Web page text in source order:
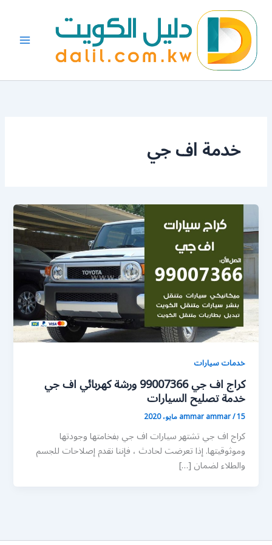
المحتوى
خدمة اف جي
خدمات سيارات
كراج اف جي 99007366 ورشة كهربائي اف جي
خدمة تصليح السيارات
ammar ammar/15 مايو، 2020
كراج اف جي تشتهر سيارات اف جي بفخامتها وجودتها
وموثوقيتها. إذا تعرضت لحادث ، فإننا نقدم إصلاحات للجسم
والطلاء لضمان […]